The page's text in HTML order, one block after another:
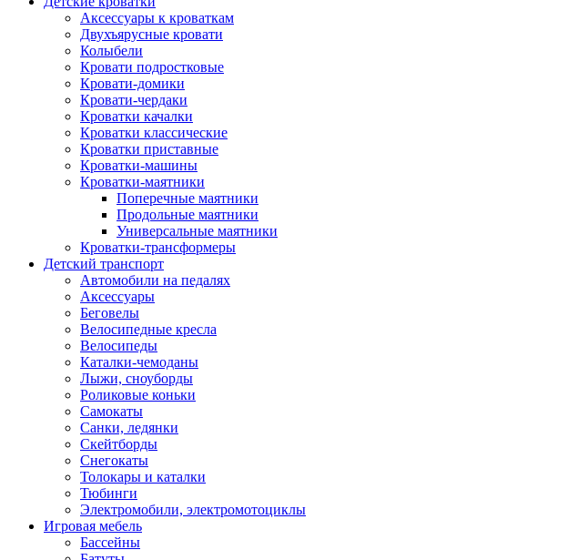
Аксессуары к кроваткам
Двухъярусные кровати
Колыбели
Кровати подростковые
Кровати-домики
Кровати-чердаки
Кроватки качалки
Кроватки классические
Кроватки приставные
Кроватки-машины
Кроватки-маятники
Поперечные маятники
Продольные маятники
Универсальные маятники
Кроватки-трансформеры
Детский транспорт
Автомобили на педалях
Аксессуары
Беговелы
Велосипедные кресла
Велосипеды
Каталки-чемоданы
Лыжи, сноуборды
Роликовые коньки
Самокаты
Санки, ледянки
Скейтборды
Снегокаты
Толокары и каталки
Тюбинги
Электромобили, электромотоциклы
Игровая мебель
Бассейны